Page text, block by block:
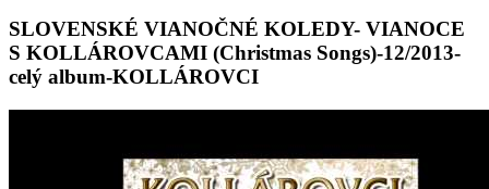
SLOVENSKÉ VIANOČNÉ KOLEDY- VIANOCE
S KOLLÁROVCAMI (Christmas Songs)-12/2013-
celý album-KOLLÁROVCI